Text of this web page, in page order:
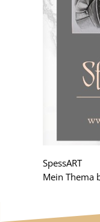
SpessART
Mein Thema